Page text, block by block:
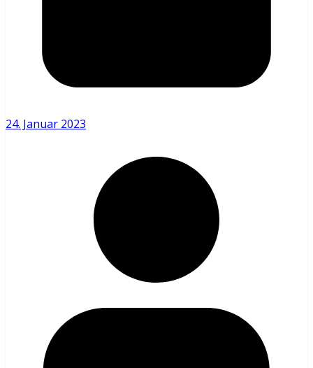
24. Januar 2023